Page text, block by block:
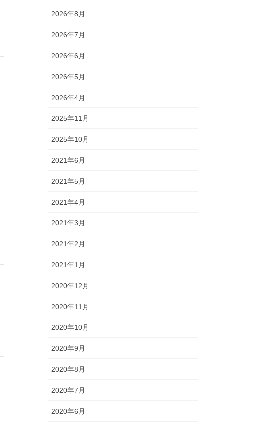
2026年8月
2026年7月
2026年6月
2026年5月
2026年4月
2025年11月
2025年10月
2021年6月
2021年5月
2021年4月
2021年3月
2021年2月
2021年1月
2020年12月
2020年11月
2020年10月
2020年9月
2020年8月
2020年7月
2020年6月